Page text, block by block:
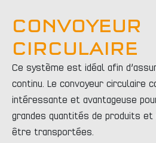
CONVOYEUR
CIRCULAIRE
Ce système est idéal afin
continu. Le convoyeur circulaire
intéressante et avantageuse
grandes quantités de produits et
être transportées.